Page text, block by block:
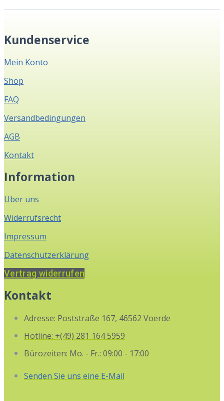
Kundenservice
Mein Konto
Shop
FAQ
Versandbedingungen
AGB
Kontakt
Information
Über uns
Widerrufsrecht
Impressum
Datenschutzerklärung
Vertrag widerrufen
Kontakt
Adresse: Poststraße 167, 46562 Voerde
Hotline: +(49) 281 164 5959
Bürozeiten: Mo. - Fr.: 09:00 - 17:00
Senden Sie uns eine E-Mail